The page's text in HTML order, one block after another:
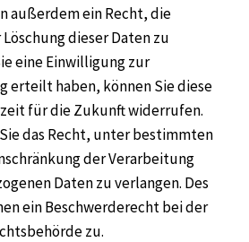
außerdem ein Recht, die
dieser Daten zu
eine Einwilligung zur
erteilt haben, können Sie diese
für die Zukunft widerrufen.
das Recht, unter bestimmten
der Verarbeitung
Daten zu verlangen. Des
ein Beschwerderecht bei der
zu.